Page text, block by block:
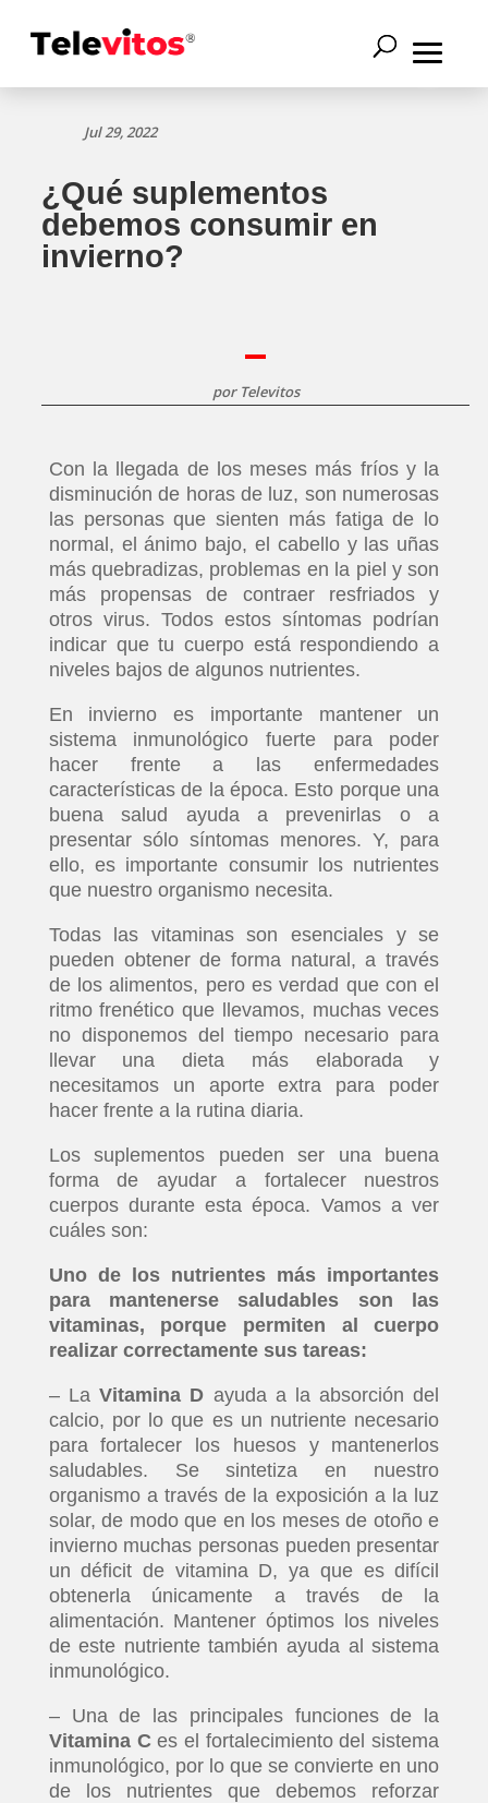
Jul 29, 2022
¿Qué suplementos
debemos consumir en
invierno?
por Televitos
Con la llegada de los meses más fríos y la
disminución de horas de luz, son numerosas
las personas que sienten más fatiga de lo
normal, el ánimo bajo, el cabello y las uñas
más quebradizas, problemas en la piel y son
más propensas de contraer resfriados y
otros virus. Todos estos síntomas podrían
indicar que tu cuerpo está respondiendo a
niveles bajos de algunos nutrientes.
En invierno es importante mantener un
sistema inmunológico fuerte para poder
hacer frente a las enfermedades
características de la época. Esto porque una
buena salud ayuda a prevenirlas o a
presentar sólo síntomas menores. Y, para
ello, es importante consumir los nutrientes
que nuestro organismo necesita.
Todas las vitaminas son esenciales y se
pueden obtener de forma natural, a través
de los alimentos, pero es verdad que con el
ritmo frenético que llevamos, muchas veces
no disponemos del tiempo necesario para
llevar una dieta más elaborada y
necesitamos un aporte extra para poder
hacer frente a la rutina diaria.
Los suplementos pueden ser una buena
forma de ayudar a fortalecer nuestros
cuerpos durante esta época. Vamos a ver
cuáles son:
Uno de los nutrientes más importantes
para mantenerse saludables son las
vitaminas, porque permiten al cuerpo
realizar correctamente sus tareas:
– LaVitamina D ayuda a la absorción del
calcio, por lo que es un nutriente necesario
para fortalecer los huesos y mantenerlos
saludables. Se sintetiza en nuestro
organismo a través de la exposición a la luz
solar, de modo que en los meses de otoño e
invierno muchas personas pueden presentar
un déficit de vitamina D, ya que es difícil
obtenerla únicamente a través de la
alimentación. Mantener óptimos los niveles
de este nutriente también ayuda al sistema
inmunológico.
– Una de las principales funciones de la
Vitamina C es el fortalecimiento del sistema
inmunológico, por lo que se convierte en uno
de los nutrientes que debemos reforzar